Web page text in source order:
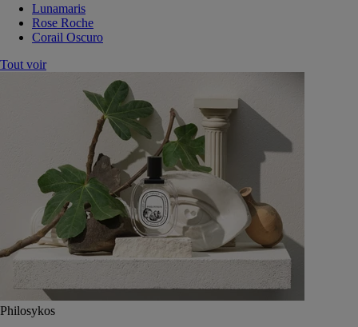
Lunamaris
Rose Roche
Corail Oscuro
Tout voir
Philosykos